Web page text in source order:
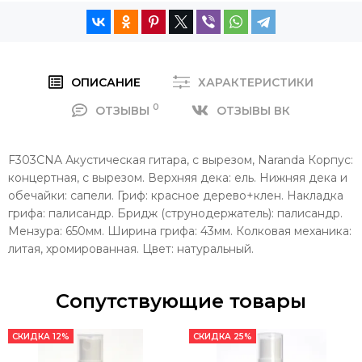
ОПИСАНИЕ
ХАРАКТЕРИСТИКИ
ОТЗЫВЫ 0 ОТЗЫВЫ ВК
F303CNA Акустическая гитара, с вырезом, Naranda Корпус:
концертная, с вырезом. Верхняя дека: ель. Нижняя дека и
обечайки: сапели. Гриф: красное дерево+клен. Накладка
грифа: палисандр. Бридж (струнодержатель): палисандр.
Мензура: 650мм. Ширина грифа: 43мм. Колковая механика:
литая, хромированная. Цвет: натуральный.
Сопутствующие товары
СКИДКА 12% СКИДКА 25%